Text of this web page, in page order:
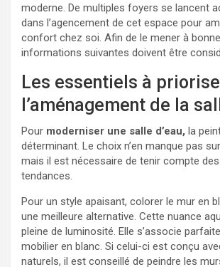
moderne. De multiples foyers se lancent
dans l’agencement de cet espace pour
confort chez soi. Afin de le mener à
informations suivantes doivent être
Les essentiels à
l’aménagement de la
Pour moderniser une salle d’eau, la
déterminant. Le choix n’en manque pas
mais il est nécessaire de tenir compte
tendances.
Pour un style apaisant, colorer le mur en
une meilleure alternative. Cette nuance
pleine de luminosité. Elle s’associe
mobilier en blanc. Si celui-ci est conçu
naturels, il est conseillé de peindre les